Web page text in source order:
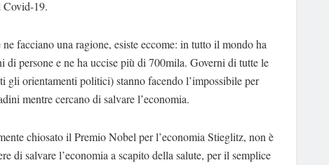
Covid-19.
facciano una ragione, esiste eccome: in tutto il mondo ha
di persone e ne ha uccise più di 700mila. Governi di tutte le
gli orientamenti politici) stanno facendo l’impossibile per
mentre cercano di salvare l’economia.
chiosato il Premio Nobel per l’economia Stieglitz, non è
di salvare l’economia a scapito della salute, per il semplice